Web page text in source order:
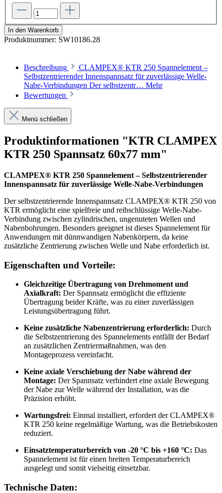
In den Warenkorb
Produktnummer: SW10186.28
Beschreibung
CLAMPEX® KTR 250 Spannelement –
Selbstzentrierender Innenspannsatz für zuverlässige Welle-
Nabe-Verbindungen Der selbstzentr… Mehr
Bewertungen
Menü schließen
Produktinformationen "KTR CLAMPEX
KTR 250 Spannsatz 60x77 mm"
CLAMPEX® KTR 250 Spannelement – Selbstzentrierender
Innenspannsatz für zuverlässige Welle-Nabe-Verbindungen
Der selbstzentrierende Innenspannsatz CLAMPEX® KTR 250 von
KTR ermöglicht eine spielfreie und reibschlüssige Welle-Nabe-
Verbindung zwischen zylindrischen, ungenuteten Wellen und
Nabenbohrungen. Besonders geeignet ist dieses Spannelement für
Anwendungen mit dünnwandigen Nabenkörpern, da keine
zusätzliche Zentrierung zwischen Welle und Nabe erforderlich ist.
Eigenschaften und Vorteile:
Gleichzeitige Übertragung von Drehmoment und
Axialkraft: Der Spannsatz ermöglicht die effiziente
Übertragung beider Kräfte, was zu einer zuverlässigen
Leistungsübertragung führt.
Keine zusätzliche Nabenzentrierung erforderlich: Durch
die Selbstzentrierung des Spannelements entfällt der Bedarf
an zusätzlichen Zentriermaßnahmen, was den
Montageprozess vereinfacht.
Keine axiale Verschiebung der Nabe während der
Montage: Der Spannsatz verhindert eine axiale Bewegung
der Nabe zur Welle während der Installation, was die
Präzision erhöht.
Wartungsfrei: Einmal installiert, erfordert der CLAMPEX®
KTR 250 keine regelmäßige Wartung, was die Betriebskosten
reduziert.
Einsatztemperaturbereich von -20 °C bis +160 °C: Das
Spannelement ist für einen breiten Temperaturbereich
ausgelegt und somit vielseitig einsetzbar.
Technische Daten: